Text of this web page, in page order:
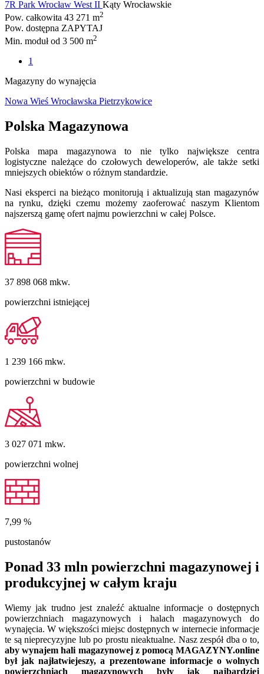
7R Park Wrocław West II Kąty Wrocławskie
Pow. całkowita 43 271 m2
Pow. dostępna ZAPYTAJ
Min. modułod 3 500 m2
1
Magazyny do wynajęcia
Nowa Wieś Wrocławska Pietrzykowice
Polska Magazynowa
Polska mapa magazynowa to nie tylko największe centra
logistyczne należące do czołowych deweloperów, ale także setki
mniejszych obiektów o różnym standardzie.
Nasi eksperci na bieżąco monitorują i aktualizują stan magazynów
na rynku, dzięki czemu możemy zaoferować naszym Klientom
najszerszą gamę ofert najmu powierzchni w całej Polsce.
37 898 068 mkw.
powierzchni istniejącej
1 239 166 mkw.
powierzchni w budowie
3 027 071 mkw.
powierzchni wolnej
7,99 %
pustostanów
Ponad 33 mln powierzchni magazynowej i
produkcyjnej w całym kraju
Wiemy jak trudno jest znaleźć aktualne informacje o dostępnych
powierzchniach magazynowych i halach magazynowych do
wynajęcia. W większości miejsc dostępnych w internecie informacje
te są nieprecyzyjne lub po prostu nieaktualne. Nasz zespół dba o to,
aby wynajem hali magazynowej z pomocą MAGAZYNY.online
był jak najłatwiejeszy, a prezentowane informacje o wolnych
powierzchniach magazynowych były jak najbardziej